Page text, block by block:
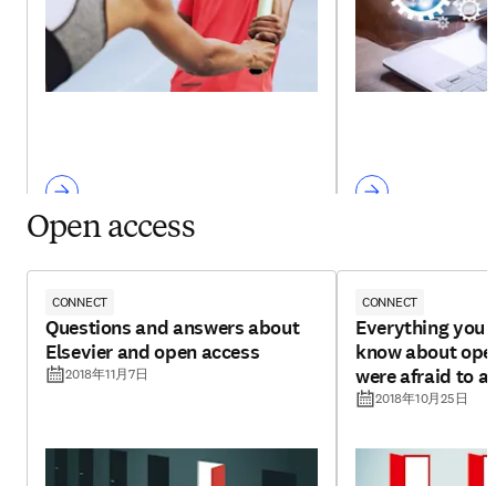
Open access
CONNECT
Questions and answers about
Elsevier and open access
2018年11月7日
CONNECT
Everything you
know about
were afraid to
2018年10月25日